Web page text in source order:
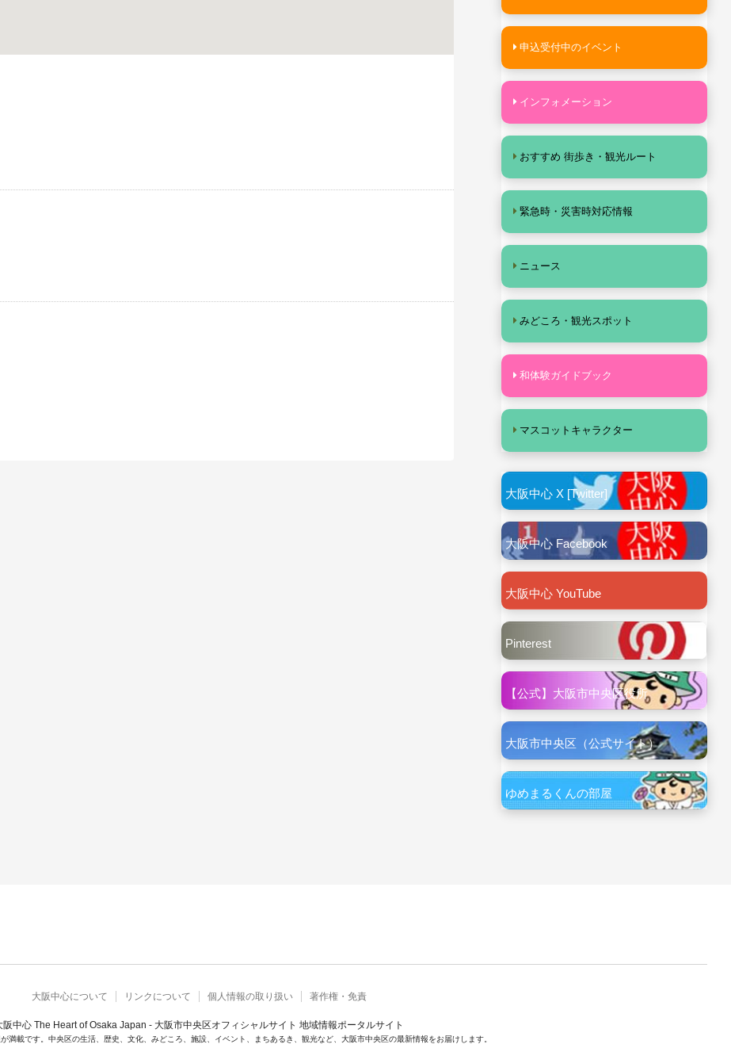
申込受付中のイベント
インフォメーション
おすすめ 街歩き・観光ルート
緊急時・災害時対応情報
ニュース
みどころ・観光スポット
和体験ガイドブック
マスコットキャラクター
大阪中心 X [Twitter]
大阪中心 Facebook
大阪中心 YouTube
Pinterest
【公式】大阪市中央区役所
大阪市中央区（公式サイト）
ゆめまるくんの部屋
大阪中心について リンクについて 個人情報の取り扱い 著作権・免責
阪中心 The Heart of Osaka Japan - 大阪市中央区オフィシャルサイト 地域情報ポータルサイト
満載です。中央区の生活、歴史、文化、みどころ、施設、イベント、まちあるき、観光など、大阪市中央区の最新情報をお届けします。